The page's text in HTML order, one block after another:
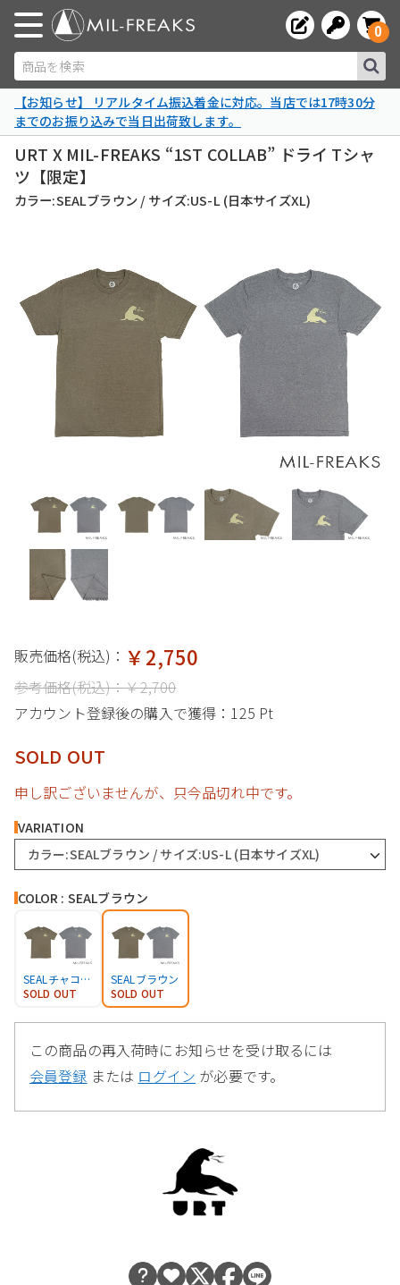
商品を検索
0
【お知らせ】 リアルタイム振込着金に対応。当店では17時30分
までのお振り込みで当日出荷致します。
URT X MIL-FREAKS “1ST COLLAB” ドライ Tシャ
ツ【限定】
カラー:SEALブラウン / サイズ:US-L (日本サイズXL)
販売価格(税込)： ￥2,750
参考価格(税込)：￥2,700
アカウント登録後の購入で獲得： 125 Pt
SOLD OUT
申し訳ございませんが、只今品切れ中です。
VARIATION
カラー:SEALブラウン / サイズ:US-L (日本サイズXL)
COLOR : SEALブラウン
SEALチャコール
SOLD OUT
SEALブラウン
SOLD OUT
この商品の再入荷時にお知らせを受け取るには
会員登録 または ログイン が必要です。